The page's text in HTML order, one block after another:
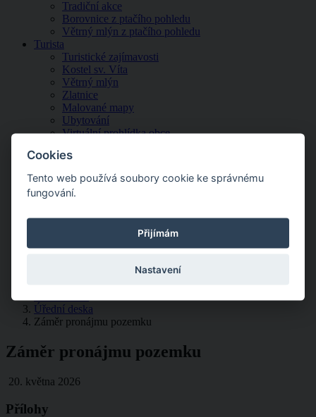
Tradiční akce
Borovnice z ptačího pohledu
Větrný mlýn z ptačího pohledu
Turista
Turistické zajímavosti
Kostel sv. Víta
Větrný mlýn
Zlatnice
Malované mapy
Ubytování
Virtuální prohlídka obce
Služby v obci
Hasiči Borovnice
Klub seniorů Borovnice
Lázeňský mikroregion
Podkrkonoší (=Podzvičinsko, z.s.)
Spolek Větrák Borovnice
Úřední deska
Záměr pronájmu pozemku
Záměr pronájmu pozemku
20. května 2026
Přílohy
Cookies
Tento web používá soubory cookie ke správnému
fungování.
Přijímám
Nastavení